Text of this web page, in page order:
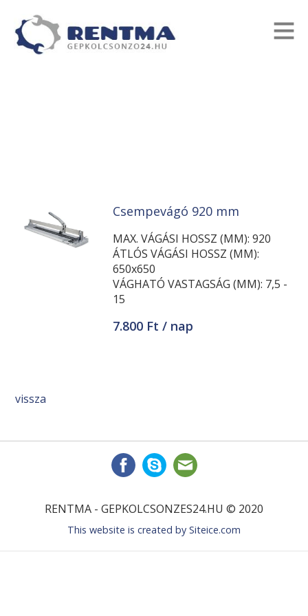
Csempevágó 920 mm
MAX. VÁGÁSI HOSSZ (MM): 920
ÁTLÓS VÁGÁSI HOSSZ (MM):
650x650
VÁGHATÓ VASTAGSÁG (MM): 7,5 -
15
7.800 Ft / nap
vissza
RENTMA - GEPKOLCSONZES24.HU © 2020
This website is created by Siteice.com